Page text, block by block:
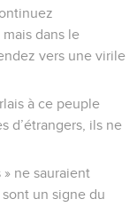
dans le
vers une virile
à ce peuple
d’étrangers, ils ne
» ne sauraient
un signe du